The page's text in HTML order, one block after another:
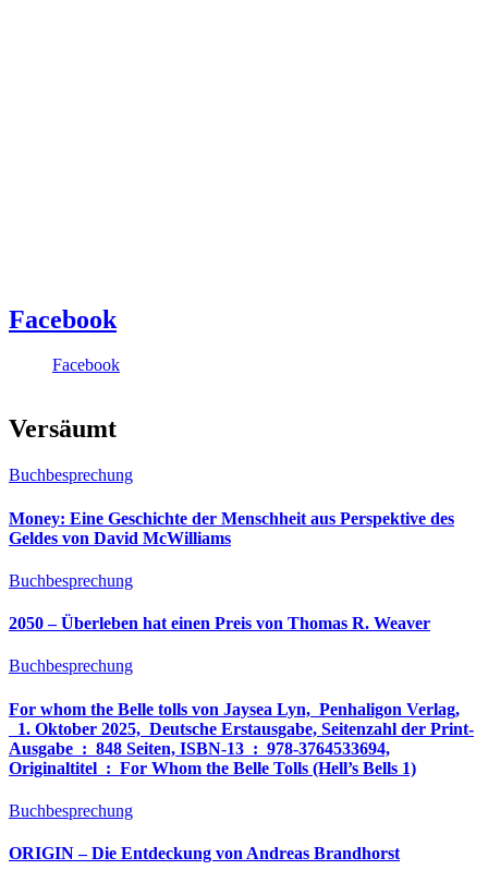
Facebook
Facebook
Versäumt
Buchbesprechung
Money: Eine Geschichte der Menschheit aus Perspektive des
Geldes von David McWilliams
Buchbesprechung
2050 – Überleben hat einen Preis von Thomas R. Weaver
Buchbesprechung
For whom the Belle tolls von Jaysea Lyn, ‎ Penhaligon Verlag,
‎ 1. Oktober 2025, ‎ Deutsche Erstausgabe, Seitenzahl der Print-
Ausgabe ‏ : ‎ 848 Seiten, ISBN-13 ‏ : ‎ 978-3764533694,
Originaltitel ‏ : ‎ For Whom the Belle Tolls (Hell’s Bells 1)
Buchbesprechung
ORIGIN – Die Entdeckung von Andreas Brandhorst